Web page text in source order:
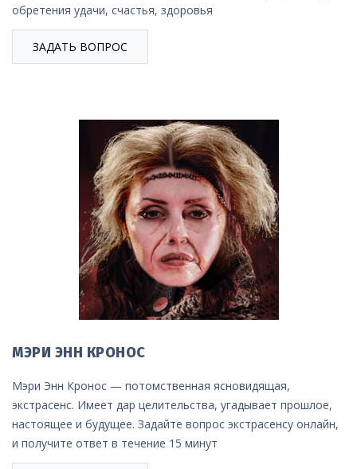
обретения удачи, счастья, здоровья
ЗАДАТЬ ВОПРОС
МЭРИ ЭНН КРОНОС
Мэри Энн Кронос — потомственная ясновидящая,
экстрасенс. Имеет дар целительства, угадывает прошлое,
настоящее и будущее. Задайте вопрос экстрасенсу онлайн,
и получите ответ в течение 15 минут